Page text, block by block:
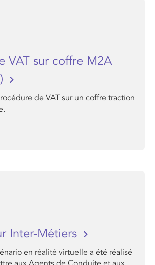
VAT sur coffre M2A
de VAT sur un coffre traction
Inter-Métiers
en réalité virtuelle a été réalisé